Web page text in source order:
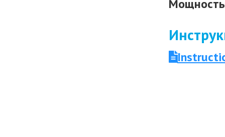
Мощность